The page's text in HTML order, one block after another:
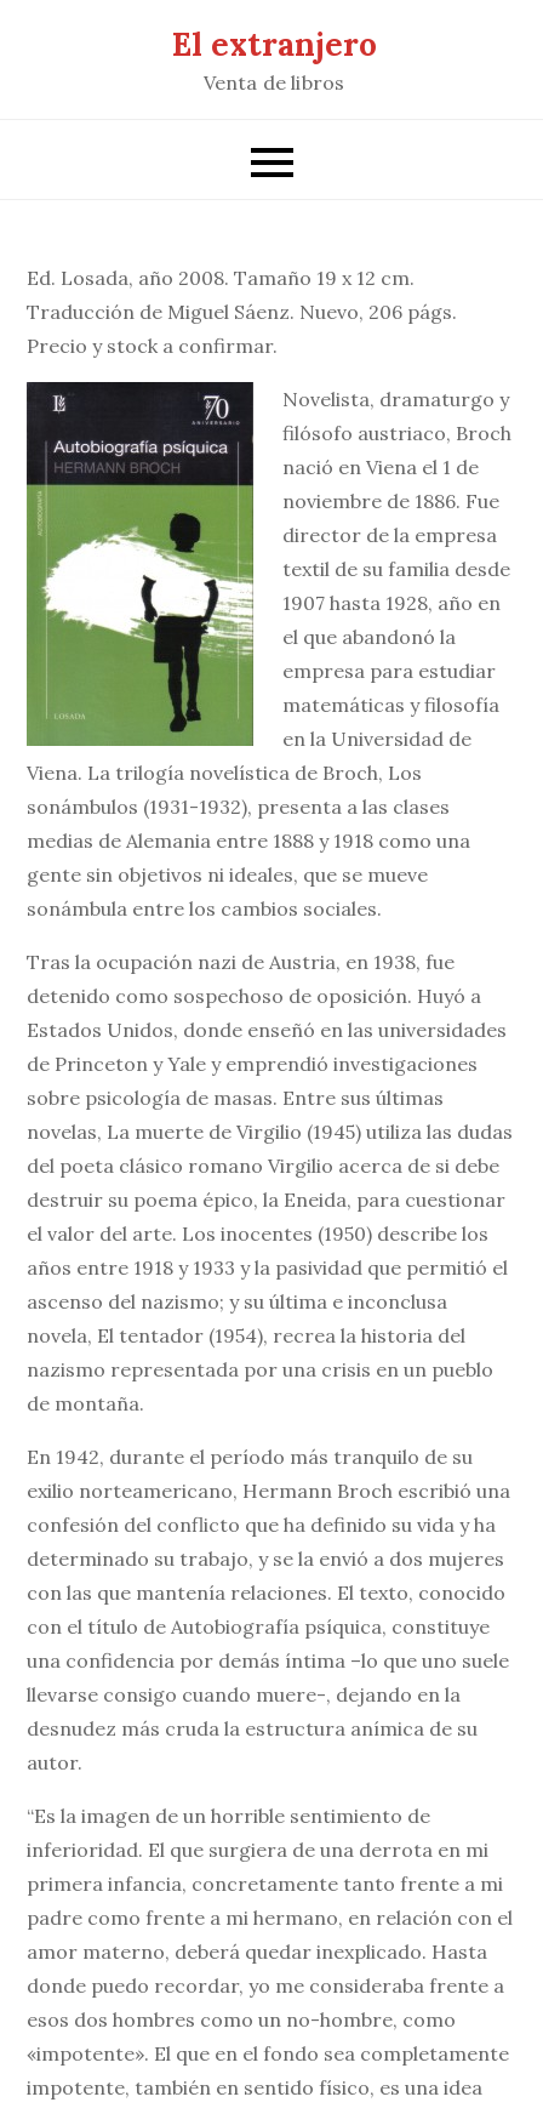
El extranjero
Venta de libros
Ed. Losada, año 2008. Tamaño 19 x 12 cm.
Traducción de Miguel Sáenz. Nuevo, 206 págs.
Precio y stock a confirmar.
Novelista, dramaturgo y
filósofo austriaco, Broch
nació en Viena el 1 de
noviembre de 1886. Fue
director de la empresa
textil de su familia desde
1907 hasta 1928, año en
el que abandonó la
empresa para estudiar
matemáticas y filosofía
en la Universidad de
Viena. La trilogía novelística de Broch, Los
sonámbulos (1931-1932), presenta a las clases
medias de Alemania entre 1888 y 1918 como una
gente sin objetivos ni ideales, que se mueve
sonámbula entre los cambios sociales.
Tras la ocupación nazi de Austria, en 1938, fue
detenido como sospechoso de oposición. Huyó a
Estados Unidos, donde enseñó en las universidades
de Princeton y Yale y emprendió investigaciones
sobre psicología de masas. Entre sus últimas
novelas, La muerte de Virgilio (1945) utiliza las dudas
del poeta clásico romano Virgilio acerca de si debe
destruir su poema épico, la Eneida, para cuestionar
el valor del arte. Los inocentes (1950) describe los
años entre 1918 y 1933 y la pasividad que permitió el
ascenso del nazismo; y su última e inconclusa
novela, El tentador (1954), recrea la historia del
nazismo representada por una crisis en un pueblo
de montaña.
En 1942, durante el período más tranquilo de su
exilio norteamericano, Hermann Broch escribió una
confesión del conflicto que ha definido su vida y ha
determinado su trabajo, y se la envió a dos mujeres
con las que mantenía relaciones. El texto, conocido
con el título de Autobiografía psíquica, constituye
una confidencia por demás íntima –lo que uno suele
llevarse consigo cuando muere-, dejando en la
desnudez más cruda la estructura anímica de su
autor.
“Es la imagen de un horrible sentimiento de
inferioridad. El que surgiera de una derrota en mi
primera infancia, concretamente tanto frente a mi
padre como frente a mi hermano, en relación con el
amor materno, deberá quedar inexplicado. Hasta
donde puedo recordar, yo me consideraba frente a
esos dos hombres como un no-hombre, como
«impotente». El que en el fondo sea completamente
impotente, también en sentido físico, es una idea